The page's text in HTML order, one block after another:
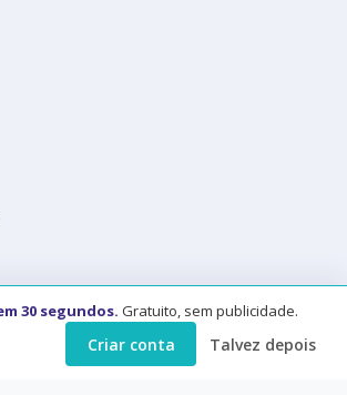
© Eureka 2026
30 segundos. Gratuito, sem publicidade.
Criar conta Talvez depois